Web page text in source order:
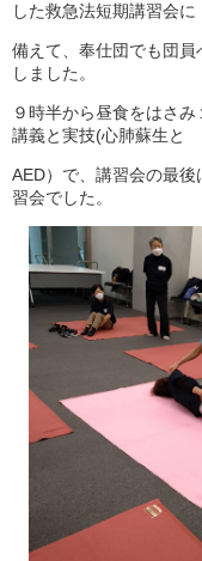
した救急法短期講習会に
備えて、奉仕団でも団
しました。
９時半から昼食をはさ
講義と実技(心肺蘇生と
AED）で、講習会の最
習会でした。